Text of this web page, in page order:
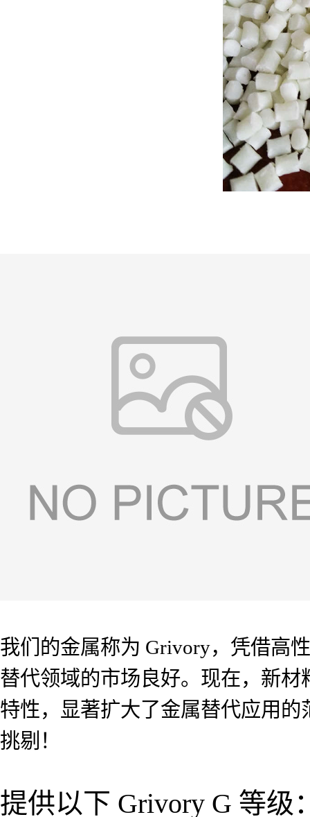
我们的金属称为 Grivory，凭借高
替代领域的市场良好。现在，新
特性，显著扩大了金属替代应用
挑剔！
提供以下 Grivory G 等级